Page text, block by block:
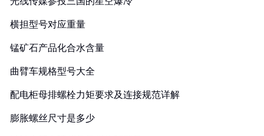
横担型号对应重量
锰矿石产品化合水含量
曲臂车规格型号大全
配电柜母排螺栓力矩要求及连接规范详解
膨胀螺丝尺寸是多少